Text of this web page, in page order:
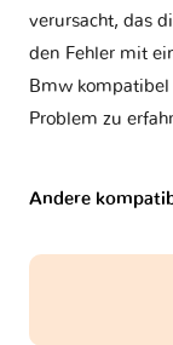
verursacht, das
den Fehler mit
Bmw
Problem zu
Andere